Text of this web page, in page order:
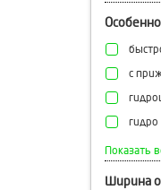
с
с
гидро
вилы
Показать
Ширина